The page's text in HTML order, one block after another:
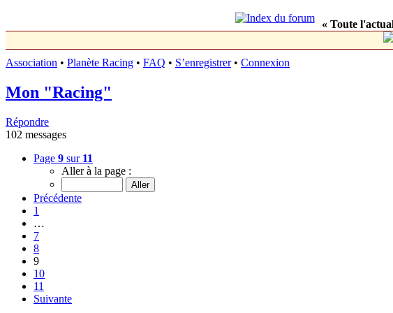
« Toute
Association • Planète Racing • FAQ • S’enregistrer• Connexion
Mon "Racing"
Répondre
102 messages
Page 9 sur 11
Aller à la page :
Précédente
1
…
7
8
9
10
11
Suivante